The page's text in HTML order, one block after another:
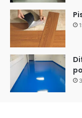
contrapartida entre
para retirar
usamos etanol e
Após 24 horas do
liberado para uso.